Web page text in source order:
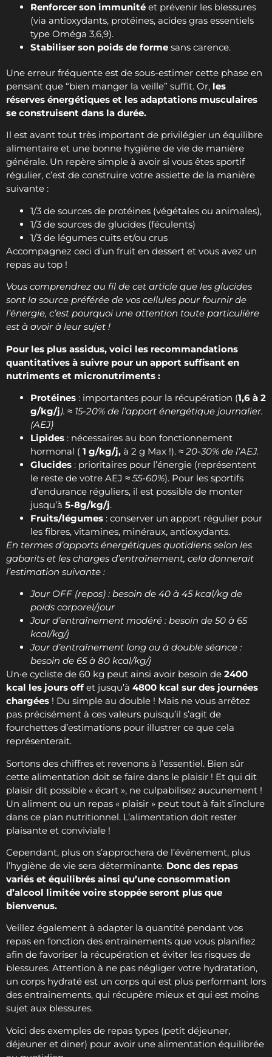
Renforcer son immunité et prévenir les blessures
(via antioxydants, protéines, acides gras essentiels
type Oméga 3,6,9).
Stabiliser son poids de forme sans carence.
Une erreur fréquente est de sous-estimer cette phase en
pensant que “bien manger la veille” suffit. Or, les
réserves énergétiques et les adaptations musculaires
se construisent dans la durée.
Il est avant tout très important de privilégier un équilibre
alimentaire et une bonne hygiène de vie de manière
générale. Un repère simple à avoir si vous êtes sportif
régulier, c’est de construire votre assiette de la manière
suivante :
1/3 de sources de protéines (végétales ou animales),
1/3 de sources de glucides (féculents)
1/3 de légumes cuits et/ou crus
Accompagnez ceci d’un fruit en dessert et vous avez un
repas au top !
Vous comprendrez au fil de cet article que les glucides
sont la source préférée de vos cellules pour fournir de
l’énergie, c’est pourquoi une attention toute particulière
est à avoir à leur sujet !
Pour les plus assidus, voici les recommandations
quantitatives à suivre pour un apport suffisant en
nutriments et micronutriments :
Protéines : importantes pour la récupération (1,6 à 2
g/kg/j). ≈ 15-20% de l’apport énergétique journalier.
(AEJ)
Lipides : nécessaires au bon fonctionnement
hormonal ( 1 g/kg/j, à 2 g Max !). ≈ 20-30% de l’AEJ.
Glucides : prioritaires pour l’énergie (représentent
le reste de votre AEJ ≈ 55-60%). Pour les sportifs
d’endurance réguliers, il est possible de monter
jusqu’à 5-8g/kg/j.
Fruits/légumes : conserver un apport régulier pour
les fibres, vitamines, minéraux, antioxydants.
En termes d’apports énergétiques quotidiens selon les
gabarits et les charges d’entraînement, cela donnerait
l’estimation suivante :
Jour OFF (repos) : besoin de 40 à 45 kcal/kg de
poids corporel/jour
Jour d’entraînement modéré : besoin de 50 à 65
kcal/kg/j
Jour d’entraînement long ou à double séance :
besoin de 65 à 80 kcal/kg/j
Un·e cycliste de 60 kg peut ainsi avoir besoin de 2400
kcal les jours offet jusqu’à 4800 kcal sur des journées
chargées ! Du simple au double ! Mais ne vous arrêtez
pas précisément à ces valeurs puisqu’il s’agit de
fourchettes d’estimations pour illustrer ce que cela
représenterait.
Sortons des chiffres et revenons à l’essentiel. Bien sûr
cette alimentation doit se faire dans le plaisir ! Et qui dit
plaisir dit possible « écart », ne culpabilisez aucunement !
Un aliment ou un repas « plaisir » peut tout à fait s’inclure
dans ce plan nutritionnel. L’alimentation doit rester
plaisante et conviviale !
Cependant, plus on s’approchera de l’événement, plus
l’hygiène de vie sera déterminante. Donc des repas
variés et équilibrés ainsi qu’une consommation
d’alcool limitée voire stoppée seront plus que
bienvenus.
Veillez également à adapter la quantité pendant vos
repas en fonction des entrainements que vous planifiez
afin de favoriser la récupération et éviter les risques de
blessures. Attention à ne pas négliger votre hydratation,
un corps hydraté est un corps qui est plus performant lors
des entrainements, qui récupère mieux et qui est moins
sujet aux blessures.
Voici des exemples de repas types (petit déjeuner,
déjeuner et diner) pour avoir une alimentation équilibrée